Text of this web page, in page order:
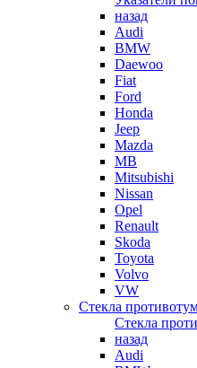
назад
Audi
BMW
Daewoo
Fiat
Ford
Honda
Jeep
Mazda
MB
Mitsubishi
Nissan
Opel
Renault
Skoda
Toyota
Volvo
VW
Стекла
Стекла
назад
Audi